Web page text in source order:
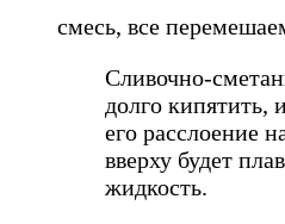
смесь, все
Cливочно-
долго кипятить,
его расслоение
вверху будет
жидкость.